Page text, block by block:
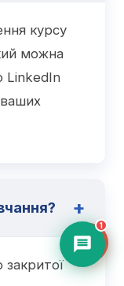
курсу
можна
LinkedIn
1